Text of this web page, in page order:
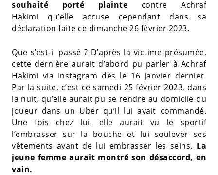
souhaité porté plainte contre Achraf
Hakimi qu’elle accuse cependant dans sa
déclaration faite ce dimanche 26 février 2023.
Que s’est-il passé ? D’après la victime présumée,
cette dernière aurait d’abord pu parler à Achraf
Hakimi via Instagram dès le 16 janvier dernier.
Par la suite, c’est ce samedi 25 février 2023, dans
la nuit, qu’elle aurait pu se rendre au domicile du
joueur dans un Uber qu’il lui avait commandé.
Une fois chez lui, elle aurait vu le sportif
l’embrasser sur la bouche et lui soulever ses
vêtements avant de lui embrasser les seins. La
jeune femme aurait montré son désaccord, en
vain.